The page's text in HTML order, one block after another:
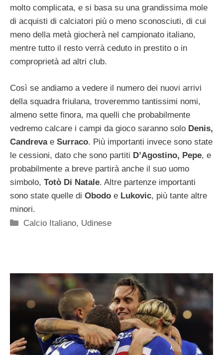
molto complicata, e si basa su una grandissima mole
di acquisti di calciatori più o meno sconosciuti, di cui
meno della metà giocherà nel campionato italiano,
mentre tutto il resto verrà ceduto in prestito o in
comproprietà ad altri club.
Così se andiamo a vedere il numero dei nuovi arrivi
della squadra friulana, troveremmo tantissimi nomi,
almeno sette finora, ma quelli che probabilmente
vedremo calcare i campi da gioco saranno solo Denis,
Candrevae Surraco. Più importanti invece sono state
le cessioni, dato che sono partiti D’Agostino, Pepe, e
probabilmente a breve partirà anche il suo uomo
simbolo, Totò Di Natale. Altre partenze importanti
sono state quelle di Obodo e Lukovic, più tante altre
minori.
Categorie
Calcio Italiano, Udinese